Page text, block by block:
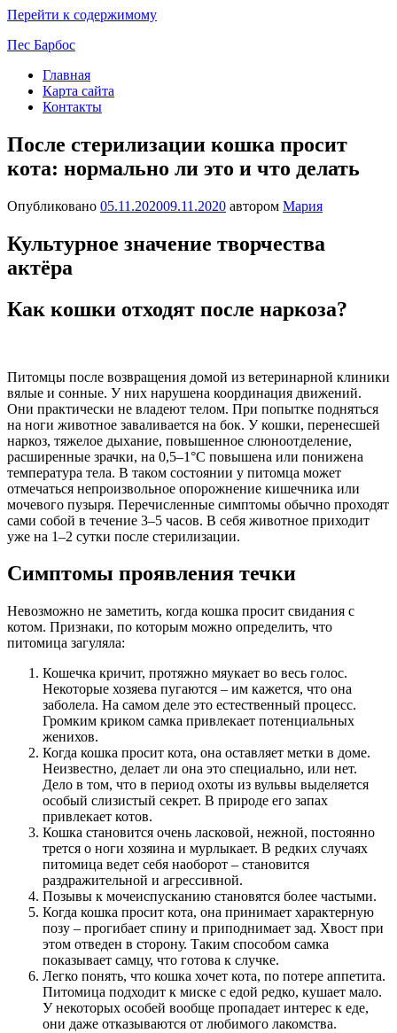
Перейти к содержимому
Пес Барбос
Главная
Карта сайта
Контакты
После стерилизации кошка просит
кота: нормально ли это и что делать
Опубликовано 05.11.202009.11.2020 автором Мария
Культурное значение творчества
актёра
Как кошки отходят после наркоза?
Питомцы после возвращения домой из ветеринарной клиники
вялые и сонные. У них нарушена координация движений.
Они практически не владеют телом. При попытке подняться
на ноги животное заваливается на бок. У кошки, перенесшей
наркоз, тяжелое дыхание, повышенное слюноотделение,
расширенные зрачки, на 0,5–1°С повышена или понижена
температура тела. В таком состоянии у питомца может
отмечаться непроизвольное опорожнение кишечника или
мочевого пузыря. Перечисленные симптомы обычно проходят
сами собой в течение 3–5 часов. В себя животное приходит
уже на 1–2 сутки после стерилизации.
Симптомы проявления течки
Невозможно не заметить, когда кошка просит свидания с
котом. Признаки, по которым можно определить, что
питомица загуляла:
Кошечка кричит, протяжно мяукает во весь голос.
Некоторые хозяева пугаются – им кажется, что она
заболела. На самом деле это естественный процесс.
Громким криком самка привлекает потенциальных
женихов.
Когда кошка просит кота, она оставляет метки в доме.
Неизвестно, делает ли она это специально, или нет.
Дело в том, что в период охоты из вульвы выделяется
особый слизистый секрет. В природе его запах
привлекает котов.
Кошка становится очень ласковой, нежной, постоянно
трется о ноги хозяина и мурлыкает. В редких случаях
питомица ведет себя наоборот – становится
раздражительной и агрессивной.
Позывы к мочеиспусканию становятся более частыми.
Когда кошка просит кота, она принимает характерную
позу – прогибает спину и приподнимает зад. Хвост при
этом отведен в сторону. Таким способом самка
показывает самцу, что готова к случке.
Легко понять, что кошка хочет кота, по потере аппетита.
Питомица подходит к миске с едой редко, кушает мало.
У некоторых особей вообще пропадает интерес к еде,
они даже отказываются от любимого лакомства.